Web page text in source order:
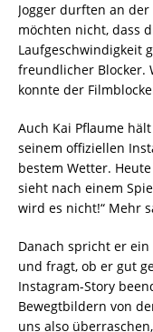
Jogger durften an
möchten nicht, dass
Laufgeschwindigkeit
freundlicher Blocker.
konnte der
Auch Kai Pflaume
seinem offiziellen
bestem Wetter.
sieht nach einem
wird es nicht!“ Mehr
Danach spricht er
und fragt, ob er gut
Instagram-Story
Bewegtbildern von
uns also